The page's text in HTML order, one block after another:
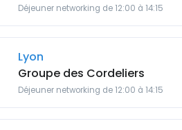
Déjeuner networking de 12:00 à 14:15
Lyon
Groupe des Cordeliers
Déjeuner networking de 12:00 à 14:15